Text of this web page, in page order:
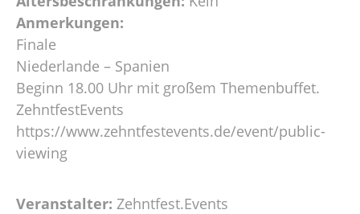
Anmerkungen:
Finale
Niederlande – Spanien
Beginn 18.00 Uhr mit großem Themenbuffet.
ZehntfestEvents
https://www.zehntfestevents.de/event/public-
viewing
Veranstalter: Zehntfest.Events